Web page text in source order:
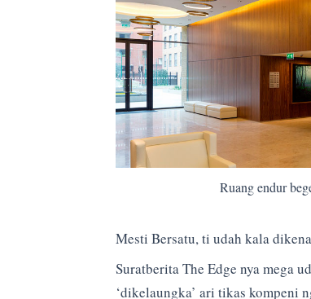
Ruang endur
Mesti Bersatu, ti udah kala
Suratberita The Edge nya mega
‘dikelaungka’ ari tikas kompeni